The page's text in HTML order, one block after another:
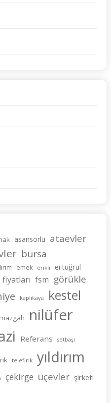
asansörlü ataevler
bursa
emek erikli ertuğrul
fiyatları fsm görükle
kaplıkaya kestel
nilüfer
Referans setbaşı
telefirik yıldırım
çekirge üçevler şirketi